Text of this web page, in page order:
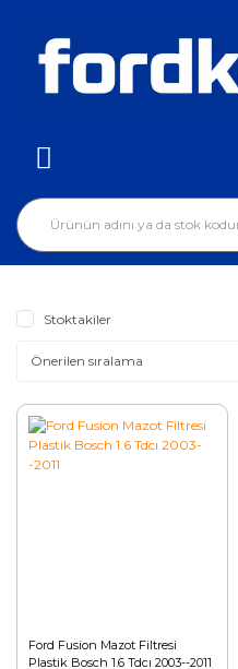
Stoktakiler
Ford Fusion Mazot Filtresi
Plastik Bosch 1.6 Tdcı 2003--2011